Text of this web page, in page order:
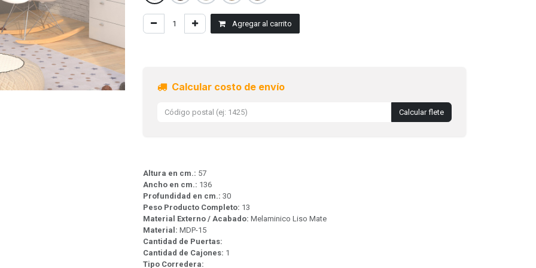
Agregar al carrito
Calcular costo de envío
Calcular flete
Altura en cm.: 57
Ancho en cm.: 136
Profundidad en cm.: 30
Peso Producto Completo: 13
Material Externo / Acabado: Melaminico Liso Mate
Material: MDP-15
Cantidad de Puertas:
Cantidad de Cajones: 1
Tipo Corredera: